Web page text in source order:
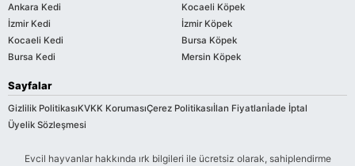
Ankara Kedi
İzmir Kedi
Kocaeli Kedi
Bursa Kedi
Kocaeli Köpek
İzmir Köpek
Bursa Köpek
Mersin Köpek
Sayfalar
Gizlilik PolitikasıKVKK KorumasıÇerez Politikasıİlan Fiyatlarıİade İptal
Üyelik Sözleşmesi
Evcil hayvanlar hakkında ırk bilgileri ile ücretsiz olarak, sahiplendirme